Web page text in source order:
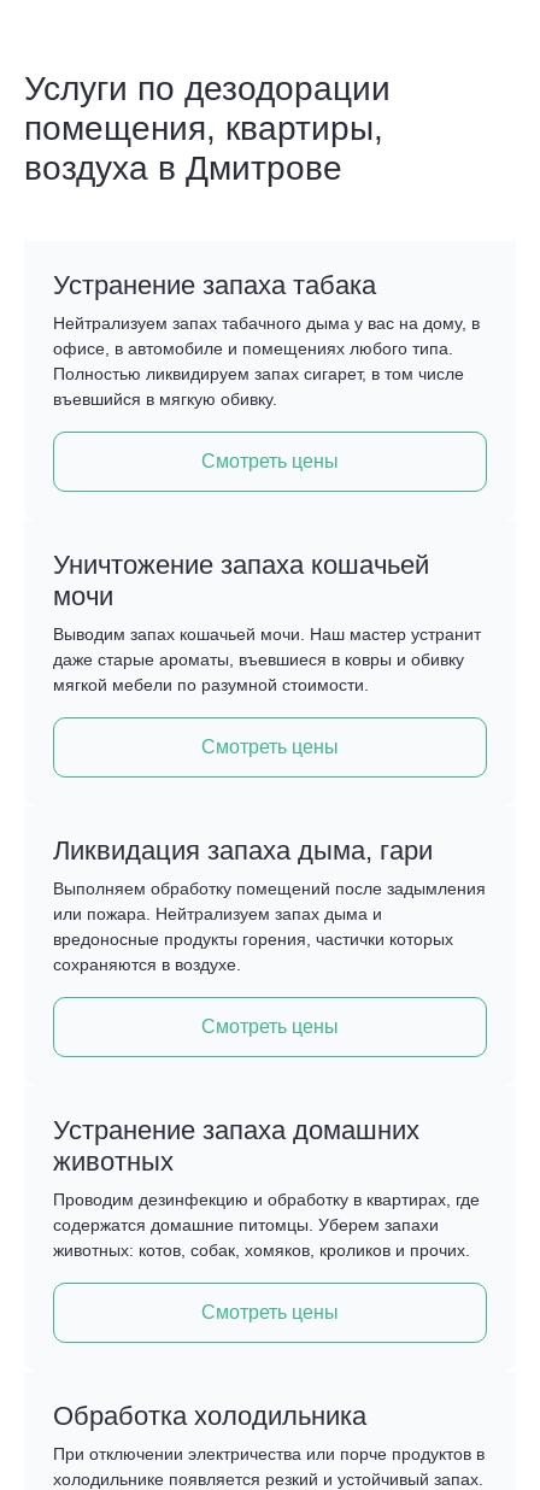
Услуги по дезодорации
помещения, квартиры,
воздуха в Дмитрове
Устранение запаха табака
Нейтрализуем запах табачного дыма у вас на дому, в
офисе, в автомобиле и помещениях любого типа.
Полностью ликвидируем запах сигарет, в том числе
въевшийся в мягкую обивку.
Смотреть цены
Уничтожение запаха кошачьей
мочи
Выводим запах кошачьей мочи. Наш мастер устранит
даже старые ароматы, въевшиеся в ковры и обивку
мягкой мебели по разумной стоимости.
Смотреть цены
Ликвидация запаха дыма, гари
Выполняем обработку помещений после задымления
или пожара. Нейтрализуем запах дыма и
вредоносные продукты горения, частички которых
сохраняются в воздухе.
Смотреть цены
Устранение запаха домашних
животных
Проводим дезинфекцию и обработку в квартирах, где
содержатся домашние питомцы. Уберем запахи
животных: котов, собак, хомяков, кроликов и прочих.
Смотреть цены
Обработка холодильника
При отключении электричества или порче продуктов в
холодильнике появляется резкий и устойчивый запах.